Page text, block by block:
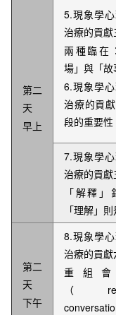
第二
天
早上
5.現象學
治療的貢獻
兩種臨在
場」與「故
6.現象學
治療的貢
段的重要性
7.現象學
治療的貢獻
「解釋」
「理解」
第二
天
下午
8.現象學
治療的貢獻
重組
（